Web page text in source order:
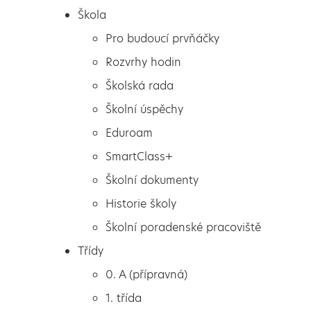
Pro budoucí prvňáčky
Rozvrhy hodin
Školská rada
Škola
Pro budoucí prvňáčky
Rozvrhy hodin
Školská rada
Školní úspěchy
Eduroam
SmartClass+
Školní dokumenty
Historie školy
Školní poradenské pracoviště
Třídy
0. A (přípravná)
1. třída
Vánoční Drážďany